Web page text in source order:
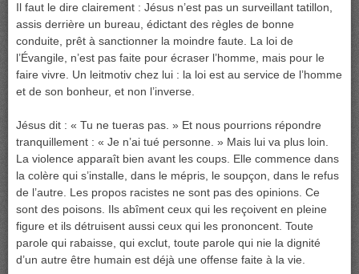
Il faut le dire clairement : Jésus n’est pas un surveillant tatillon,
assis derrière un bureau, édictant des règles de bonne
conduite, prêt à sanctionner la moindre faute. La loi de
l’Évangile, n’est pas faite pour écraser l’homme, mais pour le
faire vivre. Un leitmotiv chez lui : la loi est au service de l’homme
et de son bonheur, et non l’inverse.
Jésus dit : « Tu ne tueras pas. » Et nous pourrions répondre
tranquillement : « Je n’ai tué personne. » Mais lui va plus loin.
La violence apparaît bien avant les coups. Elle commence dans
la colère qui s’installe, dans le mépris, le soupçon, dans le refus
de l’autre. Les propos racistes ne sont pas des opinions. Ce
sont des poisons. Ils abîment ceux qui les reçoivent en pleine
figure et ils détruisent aussi ceux qui les prononcent. Toute
parole qui rabaisse, qui exclut, toute parole qui nie la dignité
d’un autre être humain est déjà une offense faite à la vie.